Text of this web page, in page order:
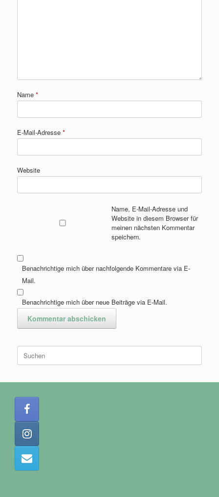
Name *
E-Mail-Adresse *
Website
Name, E-Mail-Adresse und
Website in diesem Browser für
meinen nächsten Kommentar
speichern.
Benachrichtige mich über nachfolgende Kommentare via E-
Mail.
Benachrichtige mich über neue Beiträge via E-Mail.
Suchen
nach: